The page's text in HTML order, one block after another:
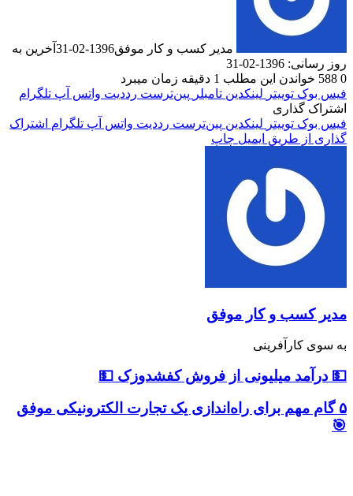
مدیر کسب و کار موفق1396-02-31
آخرین به
02-31
این مطلب 1 دقیقه زمان میبرد
توییتر لینکدین ‫تامبلر ‫پین‌ترست ‫رددیت واتس آپ تلگرام
توییتر لینکدین ‫پین‌ترست ‫رددیت واتس آپ تلگرام
اشتراک
طریق ایمیل چاپ
و کار موفق
میلیونی از فروش کفشدوزک 💵
برای راه‌اندازی یک تجارت الکترونیکی موفق